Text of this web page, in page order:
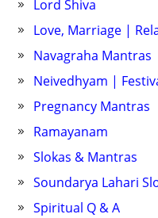
Lord Shiva
Love, Marriage |
Navagraha Mantras
Neivedhyam |
Pregnancy Mantras
Ramayanam
Slokas & Mantras
Soundarya Lahari
Spiritual Q & A